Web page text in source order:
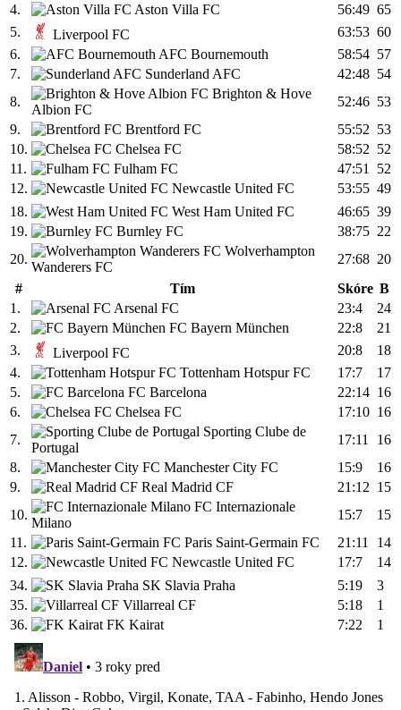
4.
Aston Villa FC 56:49 65
5.
Liverpool FC 63:53 60
6.
AFC Bournemouth 58:54 57
7.
Sunderland AFC 42:48 54
8.
Brighton & Hove
Albion FC
52:46 53
9.
Brentford FC 55:52 53
10.
Chelsea FC 58:52 52
11.
Fulham FC 47:51
52
12.
Newcastle United FC 53:55 49
18.
West Ham United FC 46:65 39
19.
Burnley FC 38:75 22
20.
Wolverhampton
Wanderers FC
27:68 20
#
Tím Skóre B
1.
Arsenal FC 23:4
24
2.
FC Bayern München 22:8
21
3.
Liverpool FC 20:8
18
4.
Tottenham Hotspur FC 17:7
17
5.
FC Barcelona 22:14 16
6.
Chelsea FC 17:10 16
7.
Sporting Clube de
Portugal
17:11
16
8.
Manchester City FC 15:9
16
9.
Real Madrid CF 21:12 15
10.
FC Internazionale
Milano
15:7
15
11.
Paris Saint-Germain FC 21:11
14
12.
Newcastle United FC 17:7
14
34.
SK Slavia Praha 5:19
3
35.
Villarreal CF 5:18
1
36.
FK Kairat 7:22 1